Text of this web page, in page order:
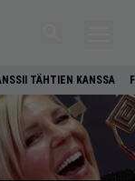
TÄHTIEN KANSSA